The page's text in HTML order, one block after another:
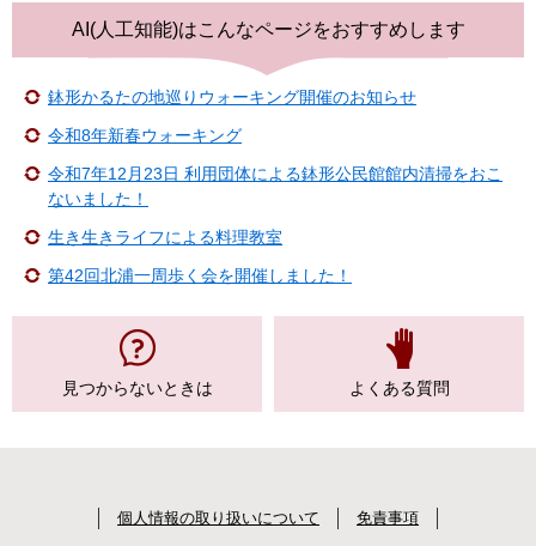
AI(人工知能)はこんなページをおすすめします
鉢形かるたの地巡りウォーキング開催のお知らせ
令和8年新春ウォーキング
令和7年12月23日 利用団体による鉢形公民館館内清掃をおこ
ないました！
生き生きライフによる料理教室
第42回北浦一周歩く会を開催しました！
見つからないときは よくある質問
個人情報の取り扱いについて 免責事項